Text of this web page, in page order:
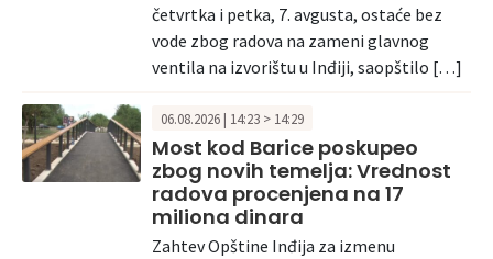
četvrtka i petka, 7. avgusta, ostaće bez
vode zbog radova na zameni glavnog
ventila na izvorištu u Inđiji, saopštilo […]
06.08.2026 | 14:23 > 14:29
Most kod Barice poskupeo
zbog novih temelja: Vrednost
radova procenjena na 17
miliona dinara
Zahtev Opštine Inđija za izmenu